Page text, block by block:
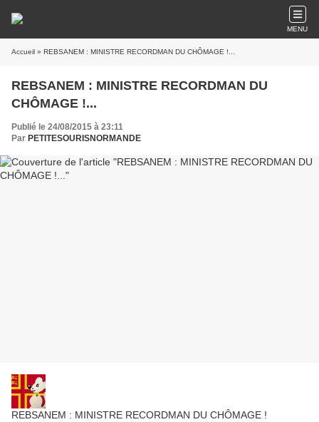
MENU
Accueil » REBSANEM : MINISTRE RECORDMAN DU CHÔMAGE !...
REBSANEM : MINISTRE RECORDMAN DU
CHÔMAGE !...
Publié le 24/08/2015 à 23:11
Par PETITESOURISNORMANDE
REBSANEM : MINISTRE RECORDMAN DU CHÔMAGE !